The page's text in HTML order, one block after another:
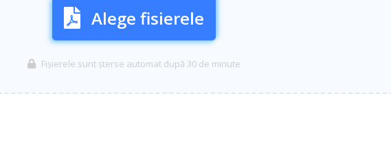
Alege fisierele
Fișierele sunt șterse automat după 30 de minute